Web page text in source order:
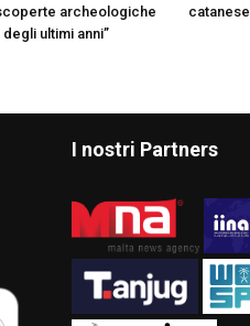
archeologiche
ultimi anni”
catanese
I nostri Partners